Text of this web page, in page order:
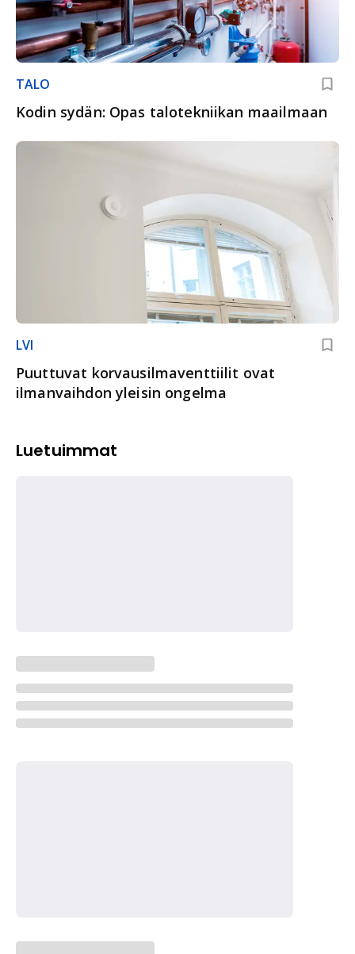
TALO
Kodin sydän: Opas talotekniikan maailmaan
LVI
Puuttuvat korvausilmaventtiilit ovat
ilmanvaihdon yleisin ongelma
Luetuimmat